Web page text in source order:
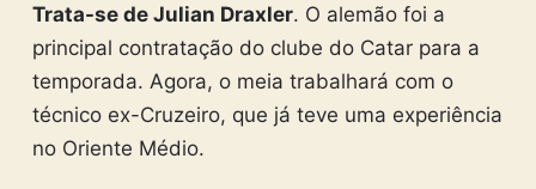
Trata-se de Julian Draxler. O alemão foi a
principal contratação do clube do Catar para a
temporada. Agora, o meia trabalhará com o
técnico ex-Cruzeiro, que já teve uma experiência
no Oriente Médio.